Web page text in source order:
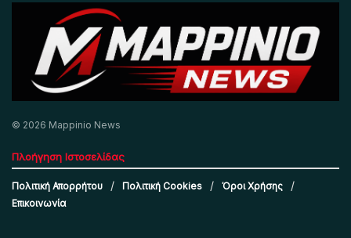
© 2026 Mappinio News
Πλοήγηση Ιστοσελίδας
Πολιτική Απορρήτου Πολιτική Cookies
Όροι Χρήσης
Επικοινωνία